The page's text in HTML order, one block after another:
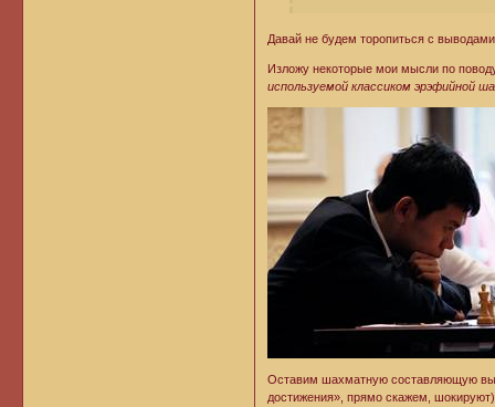
Давай не будем торопиться с
Изложу некоторые мои мысли по
используемой классиком эрэфийной
Оставим шахматную составляющую
достижения», прямо скажем,